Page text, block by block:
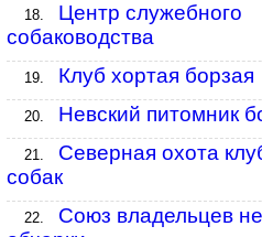
18.
Центр служебного
собаководства
19. Клуб хортая борзая
20. Невский питомник
21.
Северная охота
собак
22.
Союз владельцев